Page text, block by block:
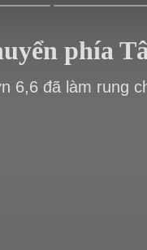
phía
6,6 đã làm rung